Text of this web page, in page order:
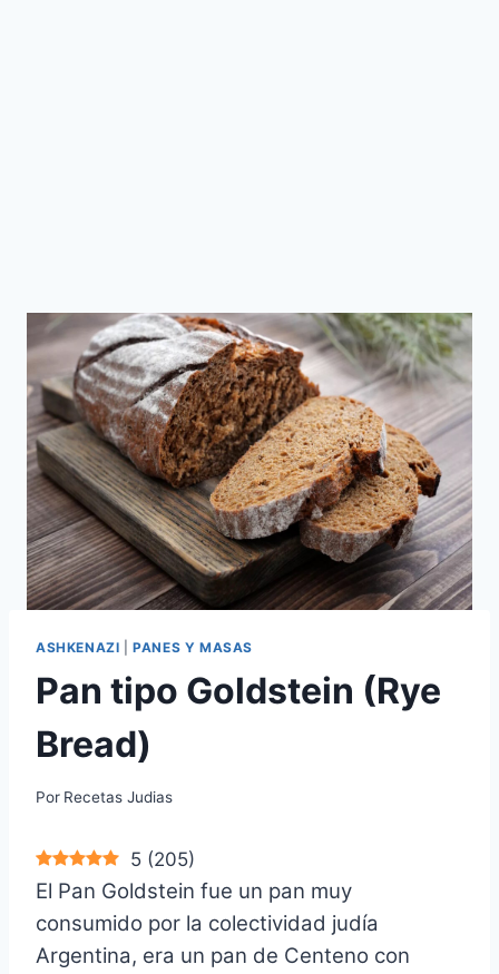
ASHKENAZI |PANES Y MASAS
Pan tipo Goldstein (Rye
Bread)
Por Recetas Judias
5 (205)
El Pan Goldstein fue un pan muy
consumido por la colectividad judía
Argentina, era un pan de Centeno con